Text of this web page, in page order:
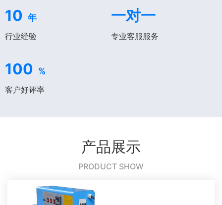
10 年
行业经验
一对一
专业客服服务
100 %
客户好评率
产品展示
PRODUCT SHOW